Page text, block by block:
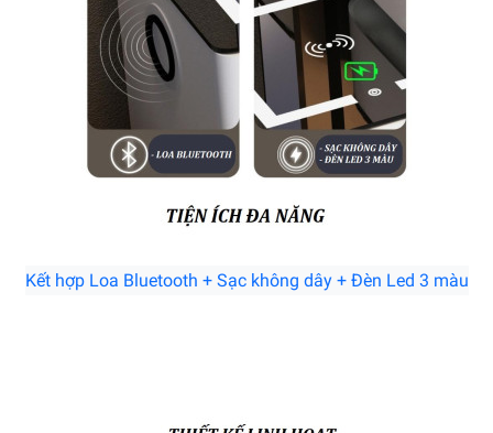
Kết hợp Loa Bluetooth + Sạc không dây + Đèn Led 3 màu